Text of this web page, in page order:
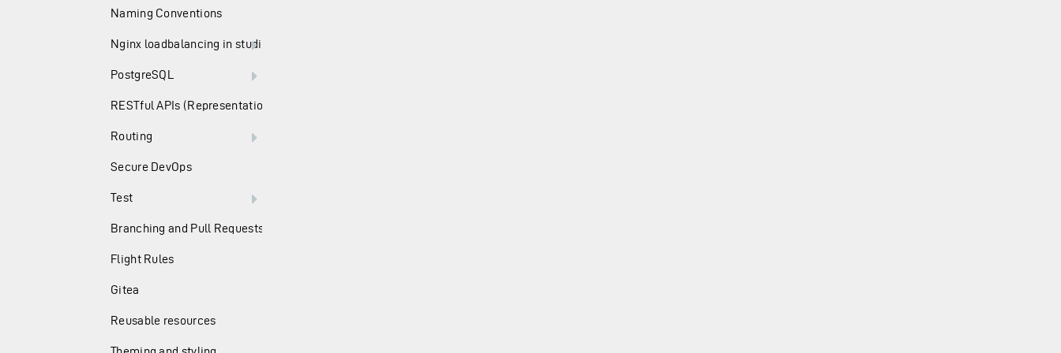
Naming Conventions
Nginx loadbalancing in studio
PostgreSQL
RESTful APIs (Representation State Transfer)
Routing
Secure DevOps
Test
Branching and Pull Requests
Flight Rules
Gitea
Reusable resources